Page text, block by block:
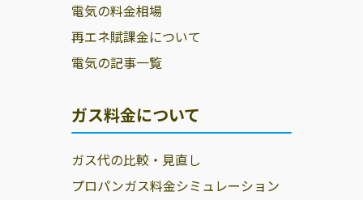
電気の料金相場
再エネ賦課金について
電気の記事一覧
ガス料金について
ガス代の比較・見直し
プロパンガス料金シミュレーション